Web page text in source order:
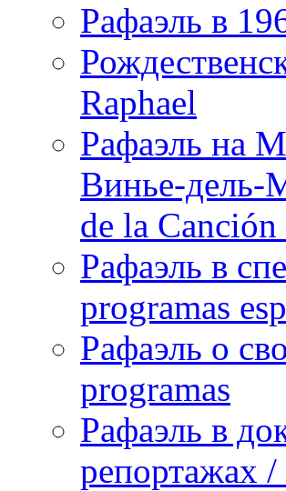
Рафаэль в
Raphael
Рафаэль на
Винье-дель-
de la
Рафаэль в
programas
Рафаэль о
programas
Рафаэль в
репортажах